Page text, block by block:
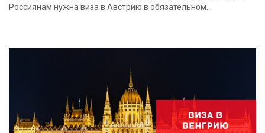
Россиянам нужна виза в Австрию в обязательном...